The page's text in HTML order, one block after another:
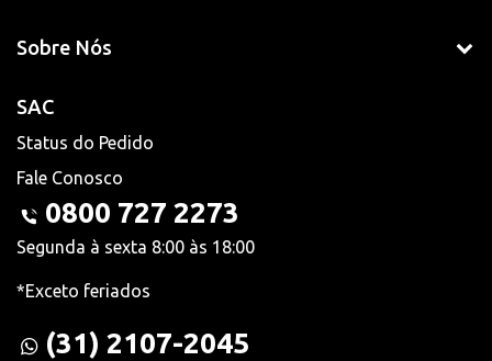
Sobre Nós
SAC
Status do Pedido
Fale Conosco
0800 727 2273
Segunda à sexta 8:00 às 18:00
*Exceto feriados
(31) 2107-2045